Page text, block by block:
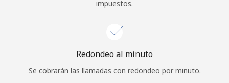
Iniciar Sesión
impuestos.
Redondeo al minuto
Se cobrarán las llamadas con redondeo por minuto.